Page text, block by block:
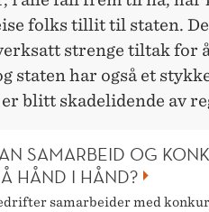
folks tillit til staten.
strenge tiltak for
staten har også et
blitt skadelidende av
SAMARBEID OG
HÅND I HÅND?
samarbeider med